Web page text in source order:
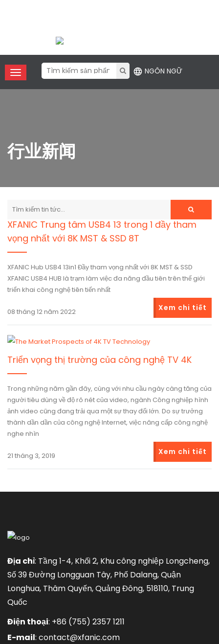
NGÔN NGỮ
行业新闻
XFANIC Trung tâm USB4 13 trong 1 đầy tham
vọng nhất với 8K MST & SSD 8T
XFANIC Hub USB4 13in1 Đầy tham vọng nhất với 8K MST & SSD
XFANIC USB4 HUB là trạm làm việc đa năng đầu tiên trên thế giới
triển khai công nghệ tiên tiến nhất
08 tháng 12 năm 2022 Xem chi tiết
Triển vọng thị trường của công nghệ TV 4K
Trong những năm gần đây, cùng với nhu cầu ngày càng tăng của
người tiêu dùng về độ rõ nét của video, ngành Công nghiệp hình
ảnh video cũng đang trải qua một sự thay đổi lớn. Do sự trưởng
thành dần dần của công nghệ Internet, việc nâng cấp công nghệ
nghe nhìn
21 tháng 3, 2019 Xem chi tiết
公
闻
Triển
Địa chỉ: Tầng 1-4, Khối 2, Khu công nghiệp Longcheng,
Số 39 Đường Longguan Tây, Phố Dalang, Quận
Longhua, Thâm Quyến, Quảng Đông, 518110, Trung
Quốc
Điện thoại: +86 (755) 2357 1211
E-mail: contact@xfanic.com